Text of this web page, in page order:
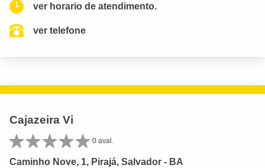
ver horario de atendimento.
ver telefone
Cajazeira Vi
0 aval.
Caminho Nove, 1, Pirajá, Salvador - BA